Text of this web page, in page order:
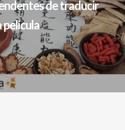
de traducir
película